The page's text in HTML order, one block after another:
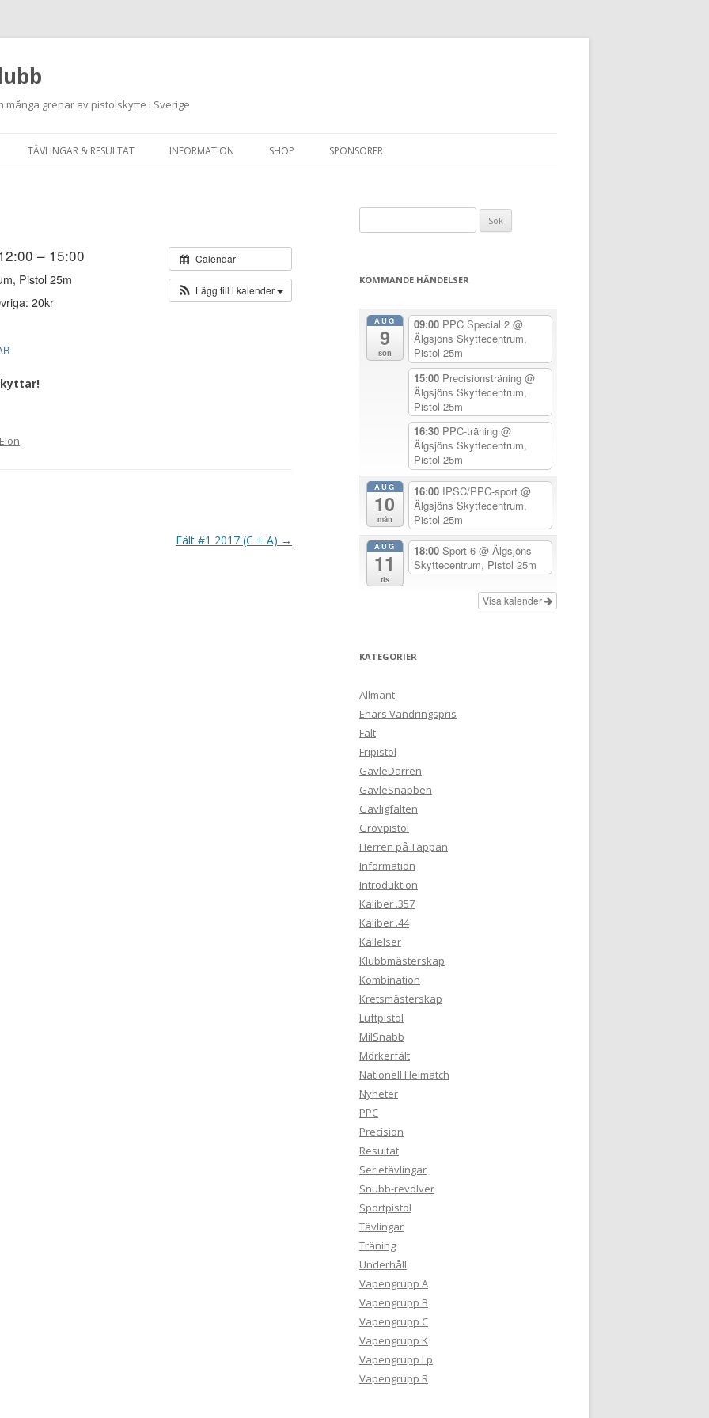
många grenar av pistolskytte i Sverige
till
TÄVLINGAR & RESULTAT INFORMATION
RUTINER FÖR SKJUTLEDARE
FÄLTSKYTTE
SHOP SPONSORER
Calendar
Lägg till i kalender
– 15:00
Pistol 25m
20kr
Elon.
Fält #1 2017 (C + A) →
efter:
KOMMANDE HÄNDELSER
AUG
9
sön
09:00 PPC Special 2 @
Älgsjöns Skyttecentrum,
Pistol 25m
15:00 Precisionsträning @
Älgsjöns Skyttecentrum,
Pistol 25m
16:30 PPC-träning @
Älgsjöns Skyttecentrum,
Pistol 25m
AUG
10
mån
16:00 IPSC/PPC-sport @
Älgsjöns Skyttecentrum,
Pistol 25m
AUG
11
tis
18:00 Sport 6 @ Älgsjöns
Skyttecentrum, Pistol 25m
Visa kalender
KATEGORIER
Allmänt
Enars Vandringspris
Fält
Fripistol
GävleDarren
GävleSnabben
Gävligfälten
Grovpistol
Herren på Täppan
Information
Introduktion
Kaliber .357
Kaliber .44
Kallelser
Klubbmästerskap
Kombination
Kretsmästerskap
Luftpistol
MilSnabb
Mörkerfält
Nationell Helmatch
Nyheter
PPC
Precision
Resultat
Serietävlingar
Snubb-revolver
Sportpistol
Tävlingar
Träning
Underhåll
Vapengrupp A
Vapengrupp B
Vapengrupp C
Vapengrupp K
Vapengrupp Lp
Vapengrupp R